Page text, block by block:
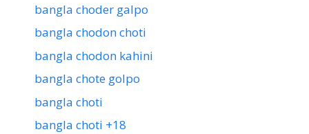
bangla choder galpo
bangla chodon choti
bangla chodon kahini
bangla chote golpo
bangla choti
bangla choti +18